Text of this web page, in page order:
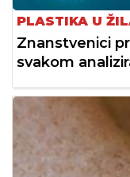
PLASTIKA U
Znanstvenici
svakom